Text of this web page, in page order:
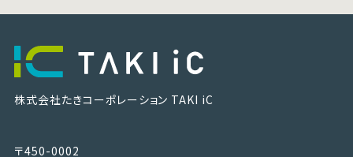
株式会社たきコーポレーション TAKI iC
〒450-0002